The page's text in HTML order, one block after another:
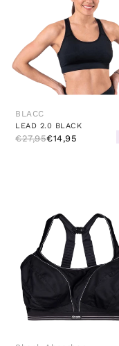
BLACC
LEAD 2.0 BLACK
€27,95€14,95